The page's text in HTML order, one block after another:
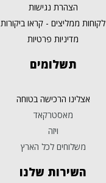
הצהרת נגישות
לקוחות ממליצים - קראו ביקורות
מדיניות פרטיות
תשלומים
אצלינו הרכישה בטוחה
מאסטרקאד
ויזה
משלוחים לכל הארץ
השירות שלנו